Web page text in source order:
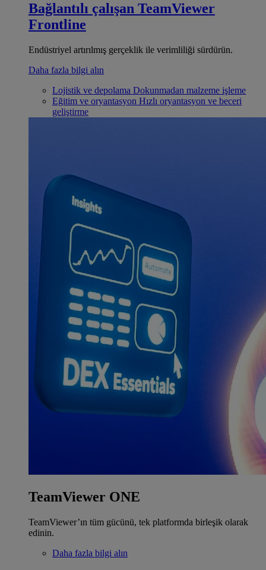
Bağlantılı çalışan TeamViewer
Frontline
Endüstriyel artırılmış gerçeklik ile verimliliği sürdürün.
Daha fazla bilgi alın
Lojistik ve depolama Dokunmadan malzeme işleme
Eğitim ve oryantasyon Hızlı oryantasyon ve beceri
geliştirme
TeamViewer ONE
TeamViewer’ın tüm gücünü, tek platformda birleşik olarak
edinin.
Daha fazla bilgi alın